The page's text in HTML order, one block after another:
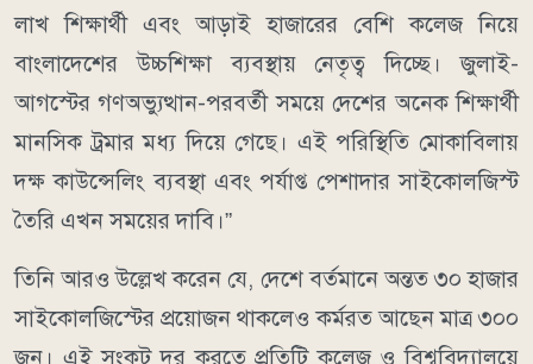
লাখ শিক্ষার্থী এবং আড়াই হাজারের বেশি কলেজ নিয়ে
বাংলাদেশের উচ্চশিক্ষা ব্যবস্থায় নেতৃত্ব দিচ্ছে। জুলাই-
আগস্টের গণঅভ্যুত্থান-পরবর্তী সময়ে দেশের অনেক শিক্ষার্থী
মানসিক ট্রমার মধ্য দিয়ে গেছে। এই পরিস্থিতি মোকাবিলায়
দক্ষ কাউন্সেলিং ব্যবস্থা এবং পর্যাপ্ত পেশাদার সাইকোলজিস্ট
তৈরি এখন সময়ের দাবি।”
তিনি আরও উল্লেখ করেন যে, দেশে বর্তমানে অন্তত ৩০ হাজার
সাইকোলজিস্টের প্রয়োজন থাকলেও কর্মরত আছেন মাত্র ৩০০
জন। এই সংকট দূর করতে প্রতিটি কলেজ ও বিশ্ববিদ্যালয়ে